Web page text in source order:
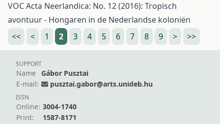
VOCActa Neerlandica: No. 12 (2016): Tropisch
avontuur - Hongaren in de Nederlandse koloniën
<<
< 1 2 3 4 5 6 7 8 9 > >>
SUPPORT
Name
Gábor Pusztai
E-mail:
pusztai.gabor@arts.unideb.hu
ISSN
Online: 3004-1740
Print:
1587-8171